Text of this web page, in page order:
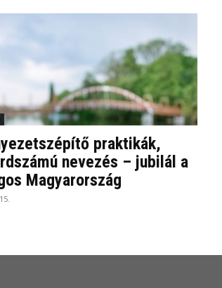
praktikák,
nevezés – jubilál a
Magyarország